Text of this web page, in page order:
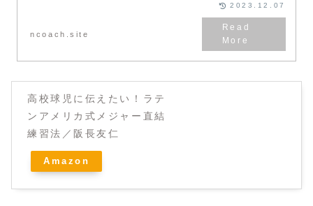
ncoach.site
2023.12.07
高校球児に伝えたい！ラテ
ンアメリカ式メジャー直結
練習法／阪長友仁
Amazon